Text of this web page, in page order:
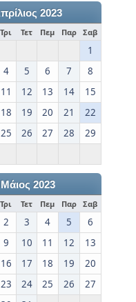
2023
Τρι Τετ Πεμ Παρ Σαβ
1
4 5 6 7
8
11 12 13 14
15
18 19 20 21
22
25 26 27 28
29
Μάιος 2023
Τρι Τετ Πεμ Παρ Σαβ
2 3 4 5
6
9 10 11 12
13
16 17 18 19
20
23 24 25 26
27